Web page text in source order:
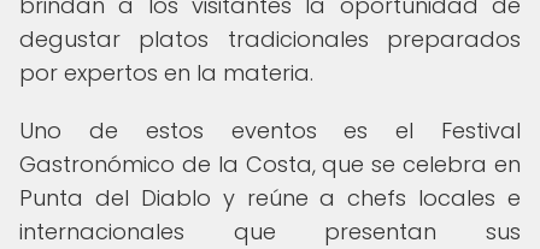
degustar platos tradicionales preparados
por expertos en la materia.
Uno de estos eventos es el Festival
Gastronómico de la Costa, que se celebra en
Punta del Diablo y reúne a chefs locales e
internacionales que presentan sus